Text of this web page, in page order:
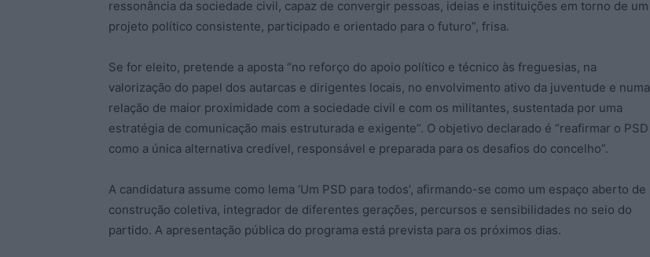
ressonância da sociedade civil, capaz de convergir pessoas, ideias e instituições em torno de um
projeto político consistente, participado e orientado para o futuro”, frisa.
Se for eleito, pretende a aposta “no reforço do apoio político e técnico às freguesias, na
valorização do papel dos autarcas e dirigentes locais, no envolvimento ativo da juventude e numa
relação de maior proximidade com a sociedade civil e com os militantes, sustentada por uma
estratégia de comunicação mais estruturada e exigente”. O objetivo declarado é “reafirmar o PSD
como a única alternativa credível, responsável e preparada para os desafios do concelho”.
A candidatura assume como lema ‘Um PSD para todos’, afirmando-se como um espaço aberto de
construção coletiva, integrador de diferentes gerações, percursos e sensibilidades no seio do
partido. A apresentação pública do programa está prevista para os próximos dias.